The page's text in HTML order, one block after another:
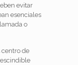
evitar
esenciales
o
centro de